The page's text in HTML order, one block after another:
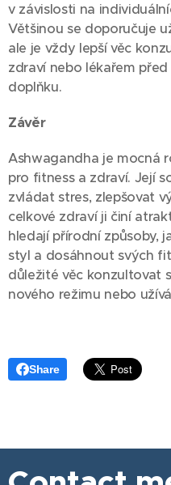
v závislosti na
Většinou se doporučuje
ale je vždy lepší věc
zdraví nebo lékařem
doplňku.
Závěr
Ashwagandha je mocná
pro fitness a zdraví. Její
zvládat stres, zlepšovat
celkové zdraví ji činí
hledají přírodní způsoby,
styl a dosáhnout svých
důležité věc konzultovat
nového režimu nebo
Share